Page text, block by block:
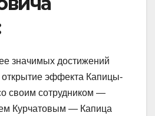
значимых достижений
открытие эффекта Капицы-
своим сотрудником —
Курчатовым — Капица